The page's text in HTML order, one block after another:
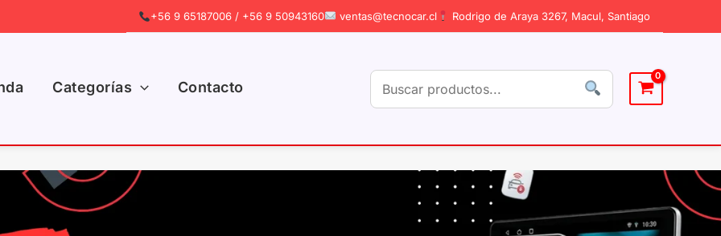
+56 9 65187006 / +56 9 50943160 ventas@tecnocar.cl Rodrigo de Araya 3267, Macul, Santiago
Categorías Contacto